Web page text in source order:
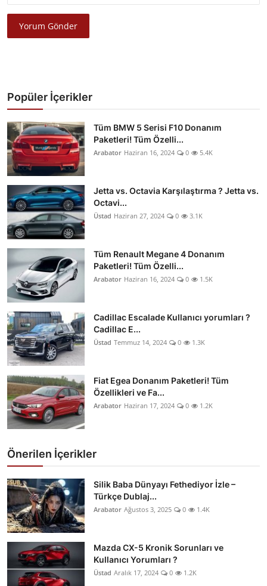
Yorum Gönder
Popüler İçerikler
Tüm BMW 5 Serisi F10 Donanım
Paketleri! Tüm Özelli...
Arabator Haziran 16, 2024 0 5.4K
Jetta vs. Octavia Karşılaştırma ? Jetta vs.
Octavi...
Üstad Haziran 27, 2024 0 3.1K
Tüm Renault Megane 4 Donanım
Paketleri! Tüm Özelli...
Arabator Haziran 16, 2024 0 1.5K
Cadillac Escalade Kullanıcı yorumları ?
Cadillac E...
Üstad Temmuz 14, 2024 0 1.3K
Fiat Egea Donanım Paketleri! Tüm
Özellikleri ve Fa...
Arabator Haziran 17, 2024 0 1.2K
Önerilen İçerikler
Silik Baba Dünyayı Fethediyor İzle –
Türkçe Dublaj...
Arabator Ağustos 3, 2025 0 1.4K
Mazda CX-5 Kronik Sorunları ve
Kullanıcı Yorumları ?
Üstad Aralık 17, 2024 0 1.2K